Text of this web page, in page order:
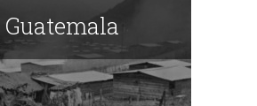
Guatemala